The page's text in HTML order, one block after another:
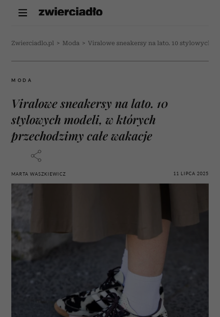
Zwierciadlo.pl > Moda > Viralowe sneakersy na lato. 10 stylowych
MODA
Viralowe sneakersy na lato. 10
stylowych modeli, w których
przechodzimy całe wakacje
MARTA WASZKIEWICZ 11 LIPCA 2025